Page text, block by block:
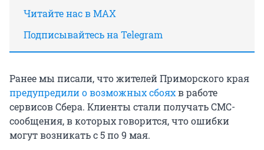
Читайте нас в MAX
Подписывайтесь на Telegram
Ранее мы писали, что жителей Приморского края
предупредили о возможных сбояхв работе
сервисов Сбера. Клиенты стали получать СМС-
сообщения, в которых говорится, что ошибки
могут возникать с 5 по 9 мая.